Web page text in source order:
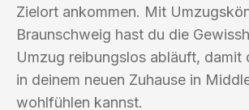
Zielort ankommen. Mit
Braunschweig hast du die
Umzug reibungslos abläuft, damit
in deinem neuen Zuhause in
wohlfühlen kannst.